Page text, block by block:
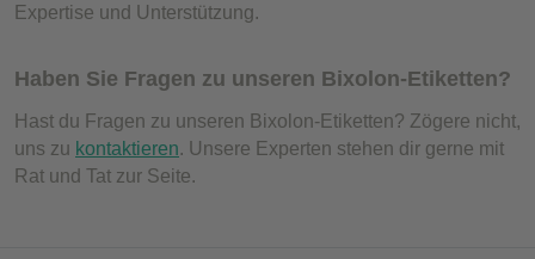
Expertise und Unterstützung.
Haben Sie Fragen zu unseren Bixolon-Etiketten?
Hast du Fragen zu unseren Bixolon-Etiketten? Zögere nicht,
uns zu kontaktieren. Unsere Experten stehen dir gerne mit
Rat und Tat zur Seite.